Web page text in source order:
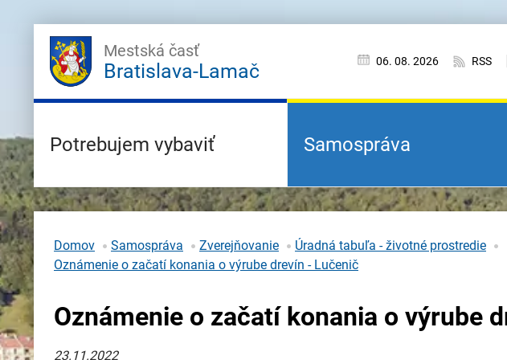
Mestská časť
Bratislava-Lamač 06. 08. 2026 RSS
Potrebujem vybaviť Samospráva
Domov Samospráva Zverejňovanie
Úradná tabuľa - životné prostredie
Oznámenie o začatí konania o výrube drevín - Lučenič
Oznámenie o začatí konania o výrube
23.11.2022